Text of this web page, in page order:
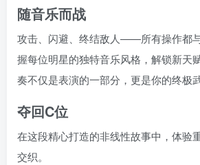
随音乐而战
攻击、闪避、终结敌人——所有操作都
握每位明星的独特音乐风格，解锁新天
奏不仅是表演的一部分，更是你的终极
夺回C位
在这段精心打造的非线性故事中，体验
交织。